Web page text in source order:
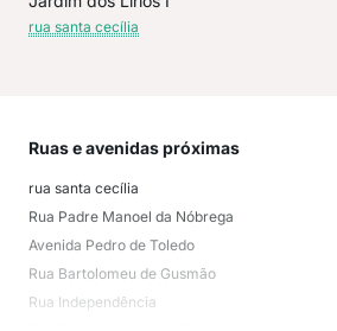
rua santa cecília
Ruas e avenidas próximas
rua santa cecília
Rua Padre Manoel da Nóbrega
Avenida Pedro de Toledo
Rua Bartolomeu de Gusmão
Rua Independência